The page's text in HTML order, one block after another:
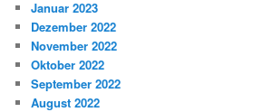
Januar 2023
Dezember 2022
November 2022
Oktober 2022
September 2022
August 2022